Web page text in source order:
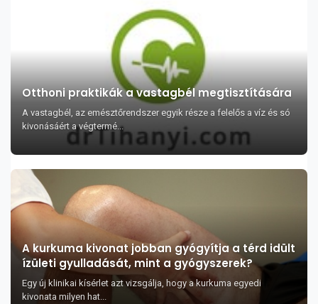
Otthoni praktikák a vastagbél megtisztítására
A vastagbél, az emésztőrendszer egyik része a felelős a víz és só
kivonásáért a végtermé...
A kurkuma kivonat jobban gyógyítja a térd idült
ízületi gyulladását, mint a gyógyszerek?
Egy új klinikai kísérlet azt vizsgálja, hogy a kurkuma egyedi
kivonata milyen hat...